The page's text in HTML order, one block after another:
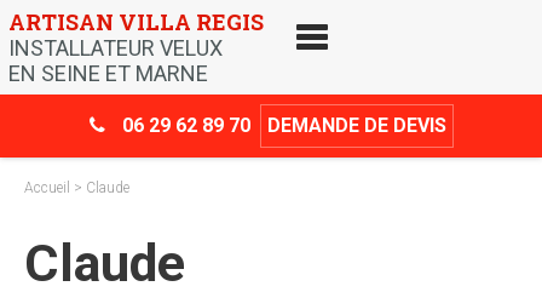
Skip
to
content
ARTISAN VILLA REGIS
INSTALLATEUR VELUX
EN SEINE ET MARNE
06 29 62 89 70 DEMANDE DE DEVIS
Accueil > Claude
Claude